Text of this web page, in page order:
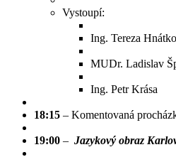
Vystoupí:
Ing. Tereza
MUDr. Ladislav
Ing. Petr Krása
18:15 – Komentovaná
19:00 – Jazykový obraz